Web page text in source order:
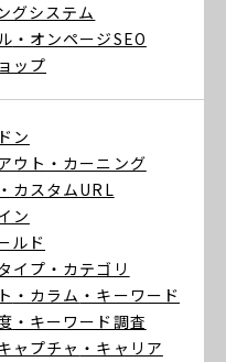
グシステム
・オンページSEO
ップ
ン
ウト ・カーニング
・カスタムURL
ン
ルド
イプ ・カテゴリ
・カラム ・キーワード
・キーワード調査
ャプチャ ・キャリア